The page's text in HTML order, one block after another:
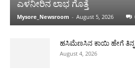
ಎಳನೀರಿನ ಲಾಭ ಗೊತ್ತೆ
Mysore_Newsroom - August 5, 2026
ಹಸಿಮೆಣಸಿನ ಕಾಯಿ ಹೇಗೆ
August 4, 2026